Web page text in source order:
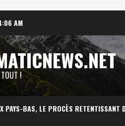
AM
!
PAYS-BAS, LE PROCÈS RETENTISSANT